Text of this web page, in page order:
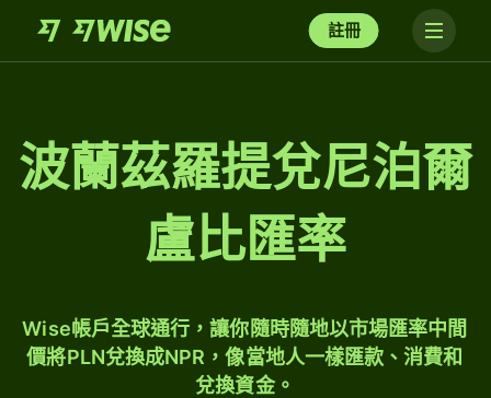
註冊
波蘭茲羅提兌尼泊爾
盧比匯率
Wise帳戶全球通行，讓你隨時隨地以市場匯率中間
價將PLN兌換成NPR，像當地人一樣匯款、消費和
兌換資金。